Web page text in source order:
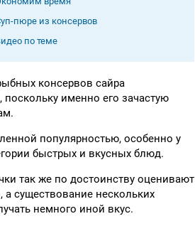
пюре из консервов
по теме
консервов сайра
именно его зачастую
популярностью, особенно у
быстрых и вкусных блюд.
так же по достоинству оценивают
а существование нескольких
немного иной вкус.